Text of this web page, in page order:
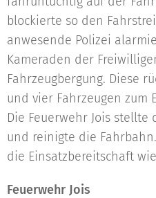
blockierte so den
anwesende Polizei
Kameraden der
Fahrzeugbergung. Diese
und vier Fahrzeugen zum
Die Feuerwehr Jois stellte
und reinigte die
die Einsatzbereitschaft
Feuerwehr Jois